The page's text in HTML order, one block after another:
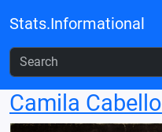
Stats.Informational
Camila Cabello